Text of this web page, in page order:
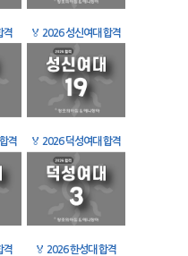
격 🏅 2026 성신여대 합격
격 🏅 2026 덕성여대 합격
격 🏅 2026 한성대 합격